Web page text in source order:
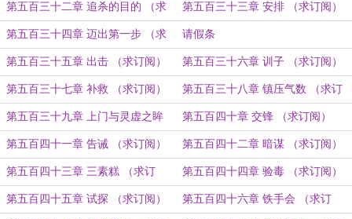
第五百三十二章 追杀的目的 （求
订阅）
第五百三十三章 安排 （求订阅）
第五百三十四章 迈出第一步 （求
订阅）
请假条
第五百三十五章 出击 （求订阅） 第五百三十六章 训子 （求订阅）
第五百三十七章 补救 （求订阅） 第五百三十八章 镇压气数 （求订
阅）
第五百三十九章 上门与灵虚之眸
（求订阅）
第五百四十章 交锋 （求订阅）
第五百四十一章 告诫 （求订阅） 第五百四十二章 暗谋 （求订阅）
第五百四十三章 三素糕 （求订
阅）
第五百四十四章 验毒 （求订阅）
第五百四十五章 试探 （求订阅） 第五百四十六章 铁手会 （求订